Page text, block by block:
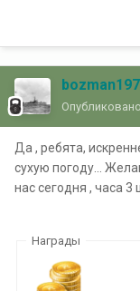
Опубликовано
Да , ребята,
сухую погоду...
нас сегодня , часа 3
Награды